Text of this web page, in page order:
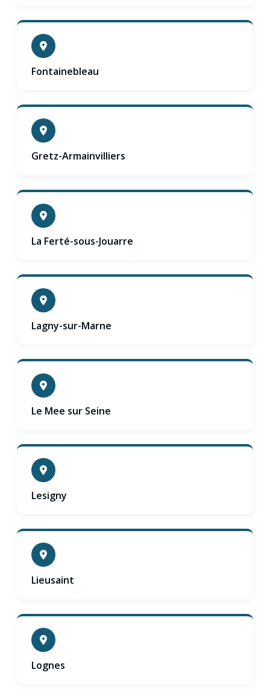
Fontainebleau
Gretz-Armainvilliers
La Ferté-sous-Jouarre
Lagny-sur-Marne
Le Mee sur Seine
Lesigny
Lieusaint
Lognes